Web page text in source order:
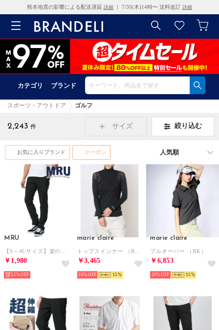
熊本地震の影響による配送遅延 詳細 ｜ 7/30(木)14時〜 送料改訂 詳細
カテゴリ ブランド
スポーツ・アウトドア ゴルフ
2,243 件 サイズ 絞り込む
お気に入りブランド クーポン
MRU
￥1,980
55%
marie claire
￥3,465
30% 15
marie claire
プルオーバー （BK）
￥6,853
30% 15